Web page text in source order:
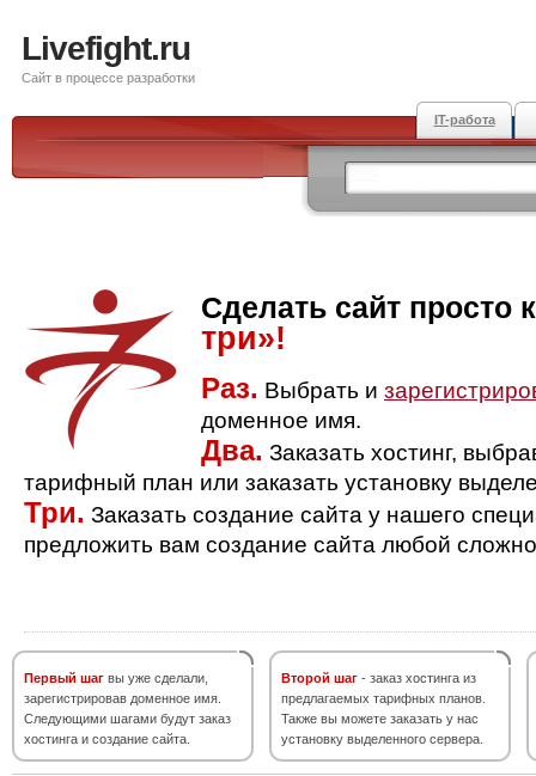
Livefight.ru
Сайт в процессе разработки
IT-работа
Сделать сайт просто
три»!
Раз. Выбрать и
доменное имя.
Два. Заказать хостинг,
тарифный план или заказать установку
Три. Заказать создание сайта у нашего
предложить вам создание сайта любой
Первый шаг вы уже сделали,
зарегистрировав доменное имя.
Следующими шагами будут заказ
хостинга и создание сайта.
Второй шаг - заказ хостинга из
предлагаемых тарифных планов.
Также вы можете заказать у нас
установку выделенного сервера.